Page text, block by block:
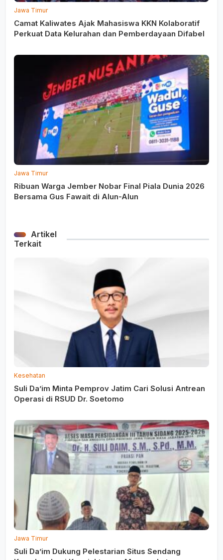
Jawa Timur
Camat Kaliwates Ajak Mahasiswa KKN Kolaboratif
Perkuat Data Kelurahan dan Pemberdayaan Difabel
Jawa Timur
Ribuan Warga Jember Nobar Final Piala Dunia 2026
Bersama Gus Fawait di Alun-Alun
Artikel
Terkait
Kesehatan
Suli Da’im Minta Pemprov Jatim Cari Solusi Antrean
Operasi di RSUD Dr. Soetomo
Jawa Timur
Suli Da’im Dukung Pelestarian Situs Sendang